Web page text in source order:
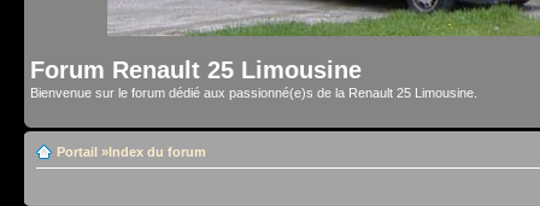
Forum Renault 25 Limousine
Bienvenue sur le forum dédié aux passionné(e)s de la Renault 25 Limousine.
Portail »Index du forum